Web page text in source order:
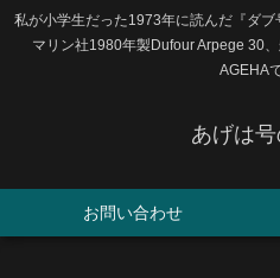
私が小学生だった1973年に読んだ『ダ
マリン社1980年製Dufour Arpege 30
AGEHA
あげは
お問い合わせ